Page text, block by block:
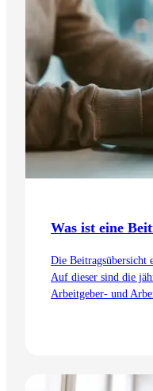
Was ist eine
Die Beitragsübersicht
Auf dieser sind die
Arbeitgeber- und
Zum Artikel